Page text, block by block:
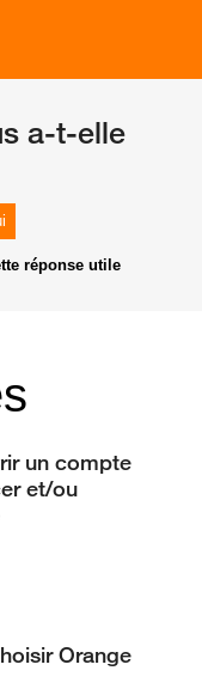
a-t-elle
réponse utile
un compte
et/ou
Orange